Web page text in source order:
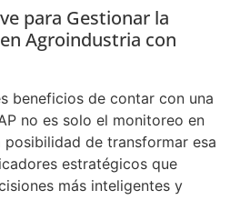
para Gestionar la
Agroindustria con
beneficios de contar con una
no es solo el monitoreo en
de transformar esa
estratégicos que
más inteligentes y